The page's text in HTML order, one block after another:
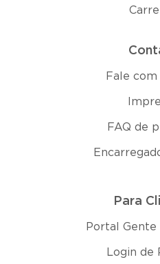
Fale
FAQ de
Para
Portal Gente
Login de